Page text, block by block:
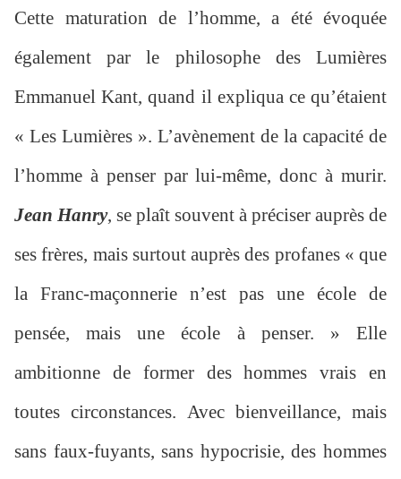
Cette maturation de l’homme, a été évoquée
également par le philosophe des Lumières
Emmanuel Kant, quand il expliqua ce qu’étaient
« Les Lumières ». L’avènement de la capacité de
l’homme à penser par lui-même, donc à murir.
Jean Hanry, se plaît souvent à préciser auprès de
ses frères, mais surtout auprès des profanes « que
la Franc-maçonnerie n’est pas une école de
pensée, mais une école à penser. » Elle
ambitionne de former des hommes vrais en
toutes circonstances. Avec bienveillance, mais
sans faux-fuyants, sans hypocrisie, des hommes